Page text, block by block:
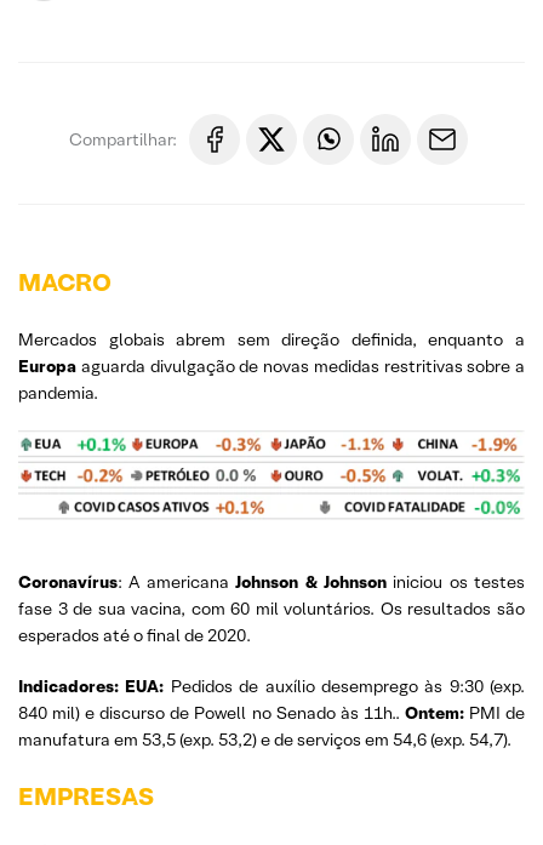
Compartilhar:
MACRO
Mercados globais abrem sem direção definida, enquanto a
Europa aguarda divulgação de novas medidas restritivas sobre a
pandemia.
Coronavírus: A americanaJohnson & Johnsoniniciou os testes
fase 3 de sua vacina, com 60 mil voluntários. Os resultados são
esperados até o final de 2020.
Indicadores: EUA: Pedidos de auxílio desemprego às 9:30 (exp.
840 mil) e discurso de Powell no Senado às 11h.. Ontem: PMI de
manufatura em 53,5 (exp. 53,2) e de serviços em 54,6 (exp. 54,7).
EMPRESAS